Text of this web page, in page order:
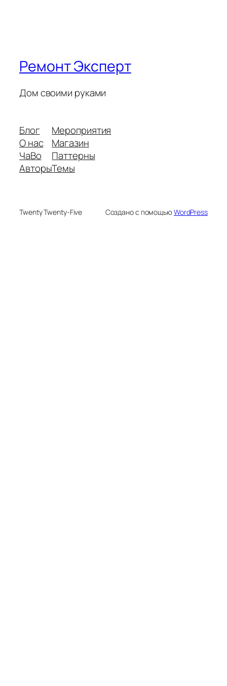
Ремонт Эксперт
Дом своими руками
Блог
О нас
ЧаВо
Авторы
Мероприятия
Магазин
Паттерны
Темы
Twenty Twenty-Five Создано с помощьюWordPress